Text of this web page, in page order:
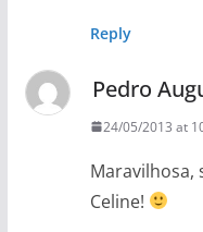
Reply
Pedro
24/05/2013 at
Maravilhosa,
Celine!